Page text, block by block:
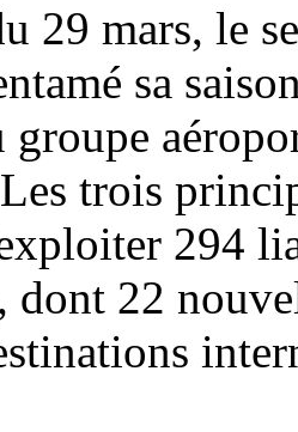
29 mars, le
sa
groupe
trois
294
dont 22